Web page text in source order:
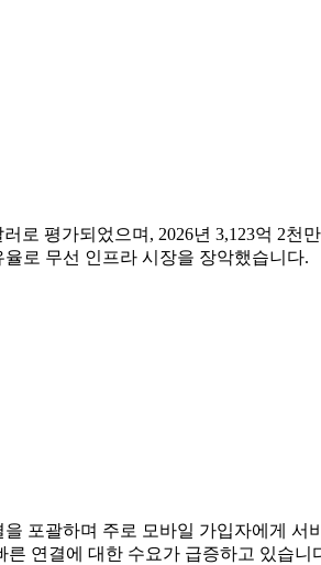
로 평가되었으며, 2026년 3,123억 2
로 무선 인프라 시장을 장악했습니다.
포괄하며 주로 모바일 가입자에게 서
연결에 대한 수요가 급증하고 있습